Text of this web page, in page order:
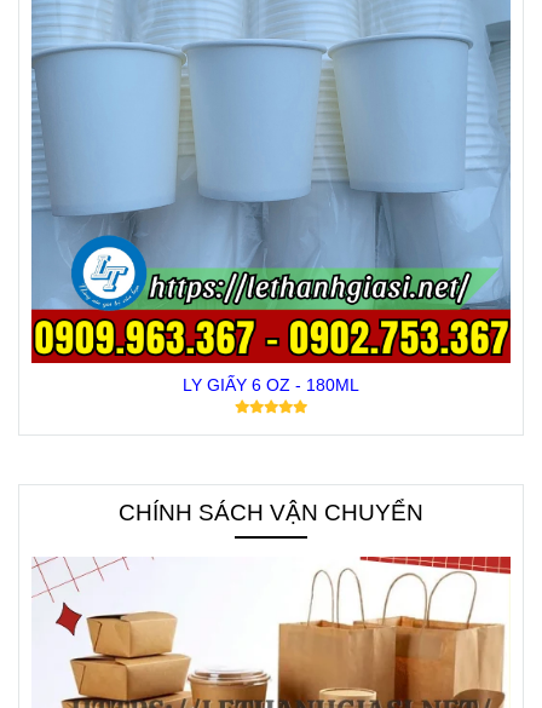
LY GIẤY 6 OZ - 180ML
CHÍNH SÁCH VẬN CHUYỂN